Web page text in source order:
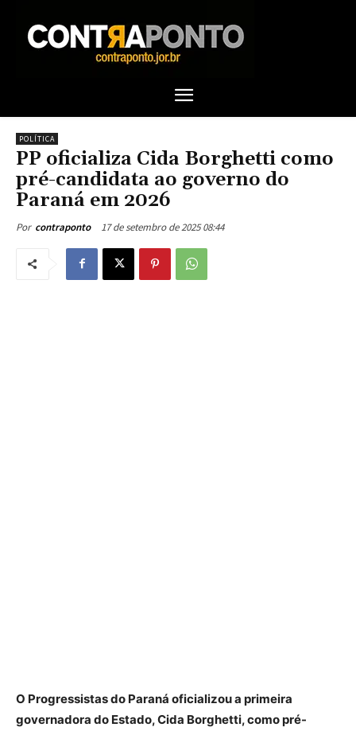
POLÍTICA
PP oficializa Cida Borghetti como
pré-candidata ao governo do
Paraná em 2026
Por contraponto 17 de setembro de 2025 08:44
O Progressistas do Paraná oficializou a primeira
governadora do Estado, Cida Borghetti, como pré-